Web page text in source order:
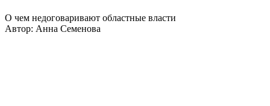
О чем недоговаривают областные власти
Автор: Анна Семенова